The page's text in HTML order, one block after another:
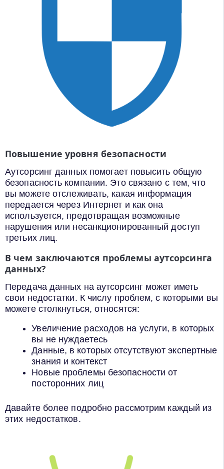
Повышение уровня безопасности
Аутсорсинг данных помогает повысить общую
безопасность компании. Это связано с тем, что
вы можете отслеживать, какая информация
передается через Интернет и как она
используется, предотвращая возможные
нарушения или несанкционированный доступ
третьих лиц.
В чем заключаются проблемы аутсорсинга
данных?
Передача данных на аутсорсинг может иметь
свои недостатки. К числу проблем, с которыми вы
можете столкнуться, относятся:
Увеличение расходов на услуги, в которых
вы не нуждаетесь
Данные, в которых отсутствуют экспертные
знания и контекст
Новые проблемы безопасности от
посторонних лиц
Давайте более подробно рассмотрим каждый из
этих недостатков.